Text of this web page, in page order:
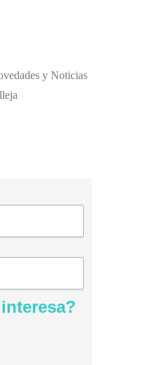
y Noticias